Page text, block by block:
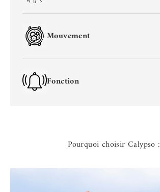
Mouvement
Fonction
Pourquoi choisir Calypso :